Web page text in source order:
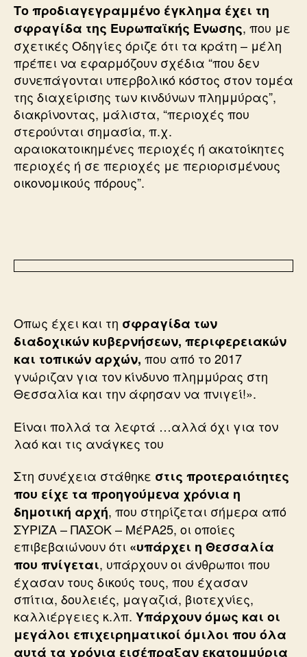
Το προδιαγεγραμμένο έγκλημα έχει τη
σφραγίδα της Ευρωπαϊκής Ενωσης, που με
σχετικές Οδηγίες όριζε ότι τα κράτη – μέλη
πρέπει να εφαρμόζουν σχέδια “που δεν
συνεπάγονται υπερβολικό κόστος στον τομέα
της διαχείρισης των κινδύνων πλημμύρας”,
διακρίνοντας, μάλιστα, “περιοχές που
στερούνται σημασία, π.χ.
αραιοκατοικημένες περιοχές ή ακατοίκητες
περιοχές ή σε περιοχές με περιορισμένους
οικονομικούς πόρους”.
Οπως έχει και τη σφραγίδα των
διαδοχικών κυβερνήσεων, περιφερειακών
και τοπικών αρχών, που από το 2017
γνώριζαν για τον κίνδυνο πλημμύρας στη
Θεσσαλία και την άφησαν να πνιγεί!».
Είναι πολλά τα λεφτά …αλλά όχι για τον
λαό και τις ανάγκες του
Στη συνέχεια στάθηκε στις προτεραιότητες
που είχε τα προηγούμενα χρόνια η
δημοτική αρχή, που στηρίζεται σήμερα από
ΣΥΡΙΖΑ – ΠΑΣΟΚ – ΜέΡΑ25, οι οποίες
επιβεβαιώνουν ότι «υπάρχει η Θεσσαλία
που πνίγεται, υπάρχουν οι άνθρωποι που
έχασαν τους δικούς τους, που έχασαν
σπίτια, δουλειές, μαγαζιά, βιοτεχνίες,
καλλιέργειες κ.λπ. Υπάρχουν όμως και οι
μεγάλοι επιχειρηματικοί όμιλοι που όλα
αυτά τα χρόνια εισέπραξαν εκατομμύρια